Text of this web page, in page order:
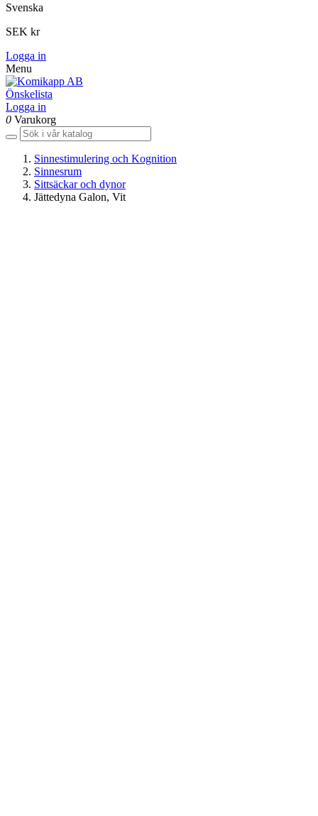
Svenska
SEK kr
Logga in
Menu
Önskelista
Logga in
0 Varukorg
Sinnestimulering och Kognition
Sinnesrum
Sittsäckar och dynor
Jättedyna Galon, Vit